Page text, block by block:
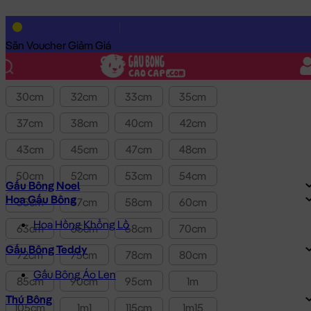
Săn Voucher Giảm Giá
Gấu Bông Noel
Hoa Gấu Bông
Hoa Hồng Khổng Lồ
Gấu Bông Teddy
Gấu Bông Áo Len
Thú Bông
Lọc theo Giá SP:
Giá
Kích thước
30cm 32cm 33cm
35cm
37cm
38cm 40cm
42cm
43cm
45cm 47cm
48cm
50cm
52cm 53cm
54cm
55cm
57cm 58cm
60cm
63cm
65cm 68cm
70cm
72cm
75cm 78cm
80cm
85cm
90cm 95cm
1m
105cm
1m1 115cm
1m15